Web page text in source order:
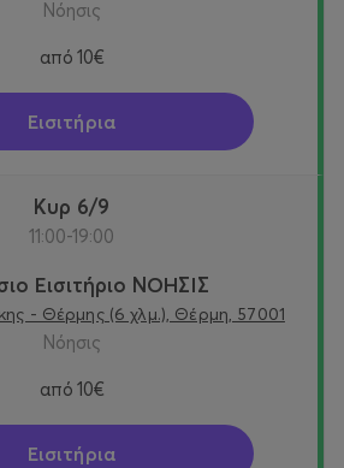
Νόησις
από 10€
Εισιτήρια
Κυρ 6/9
11:00-19:00
Εισιτήριο ΝΟΗΣΙΣ
- Θέρμης (6 χλμ.), Θέρμη, 57001
Νόησις
από 10€
Εισιτήρια